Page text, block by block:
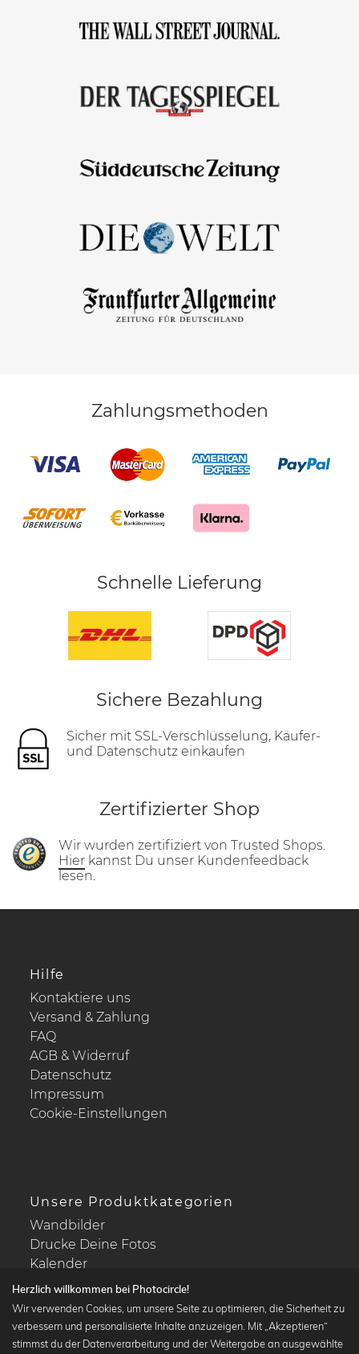
Zahlungsmethoden
Schnelle Lieferung
Sichere Bezahlung
Sicher mit SSL-Verschlüsselung, Käufer-
und Datenschutz einkaufen
Zertifizierter Shop
Wir wurden zertifiziert von Trusted Shops.
Hier kannst Du unser Kundenfeedback
lesen.
Hilfe
Kontaktiere uns
Versand & Zahlung
FAQ
AGB & Widerruf
Datenschutz
Impressum
Cookie-Einstellungen
Unsere Produktkategorien
Wandbilder
Drucke Deine Fotos
Kalender
Herzlich willkommen bei Photocircle!
Wir verwenden Cookies, um unsere Seite zu optimieren, die Sicherheit zu
verbessern und personalisierte Inhalte anzuzeigen. Mit „Akzeptieren“
stimmst du der Datenverarbeitung und der Weitergabe an ausgewählte